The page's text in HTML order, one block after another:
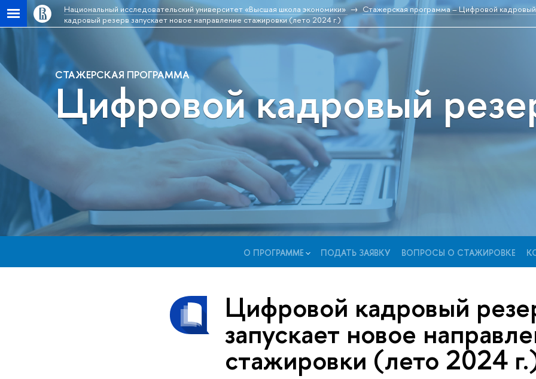
Национальный исследовательский университет «Высшая школа экономики» Стажерская программа – Цифровой
кадровый резерв запускает новое направление стажировки (лето 2024 г.)
СТАЖЕРСКАЯ ПРОГРАММА
Цифровой кадровый
О ПРОГРАММЕ ПОДАТЬ ЗАЯВКУ ВОПРОСЫ О СТАЖИРОВКЕ
Цифровой кадровый
запускает новое
стажировки (лето 2024